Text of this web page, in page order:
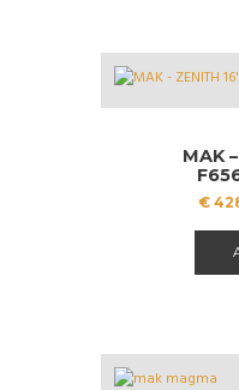
MAK
€